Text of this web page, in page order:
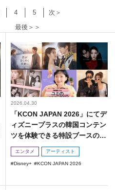
4 5
次＞
最後＞＞
2026.04.30
「KCON JAPAN 2026」にてデ
ィズニープラスの韓国コンテン
ツを体験できる特設ブースの出
展決定！
エンタメ アーティスト
Disney+ KCON JAPAN 2026